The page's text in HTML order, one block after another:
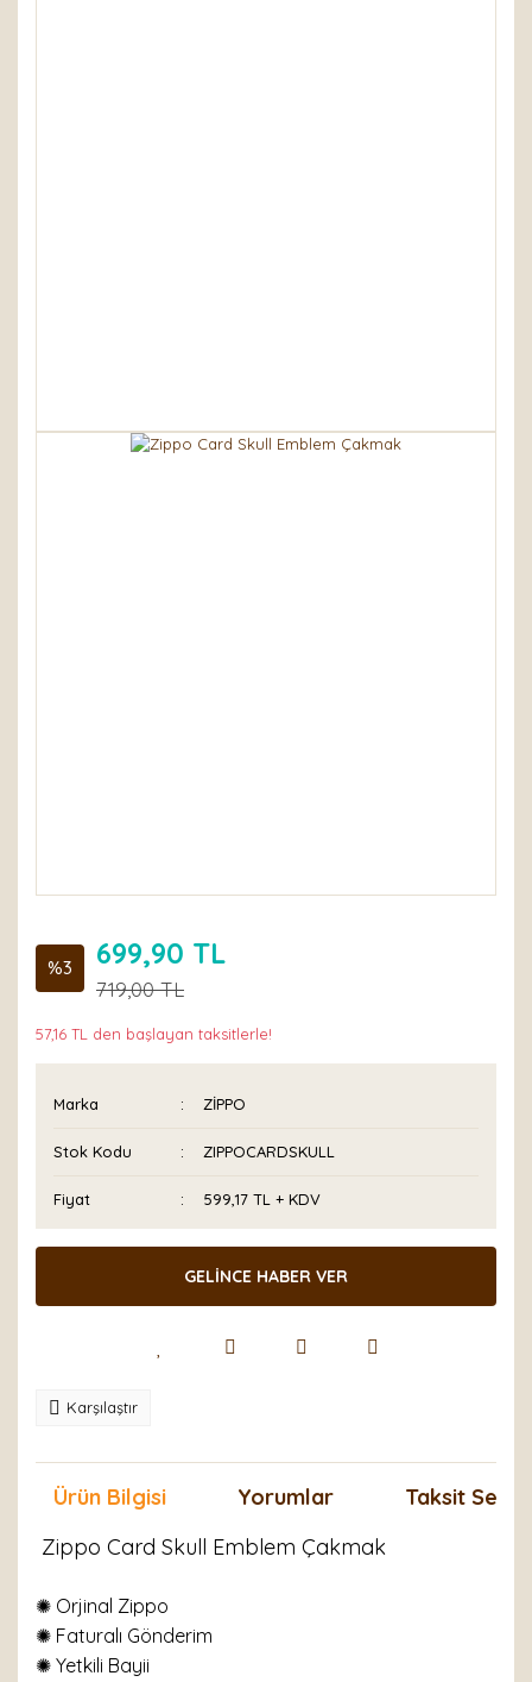
%3 699,90 TL
719,00 TL
57,16 TL den başlayan taksitlerle!
Marka ZİPPO
Stok Kodu ZIPPOCARDSKULL
Fiyat 599,17 TL + KDV
GELİNCE HABER VER
Karşılaştır
Ürün Bilgisi Yorumlar
Taksit
Zippo Card Skull Emblem Çakmak
✺ Orjinal Zippo
✺ Faturalı Gönderim
✺ Yetkili Bayii